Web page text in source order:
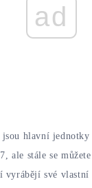
ad
jsou hlavní jednotky
ale stále se
vyrábějí své vlastní